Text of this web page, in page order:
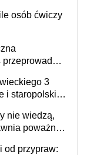
osób ćwiczy
3
i staropolskie.
nie wiedzą,
poważną
od przypraw: